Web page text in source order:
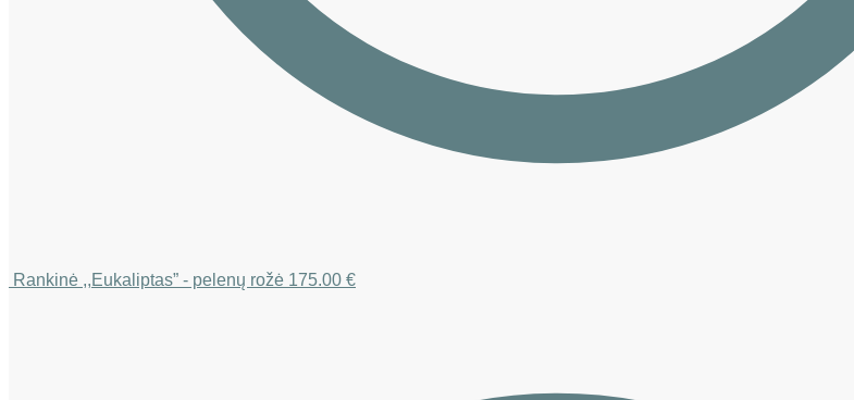
Rankinė ,,Eukaliptas” - pelenų rožė 175.00 €